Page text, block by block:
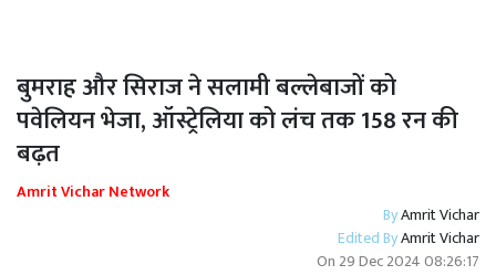
बुमराह और सिराज ने सलामी बल्लेबाजों को
पवेलियन भेजा, ऑस्ट्रेलिया को लंच तक 158 रन की
बढ़त
Amrit Vichar Network
ByAmrit Vichar
Edited ByAmrit Vichar
On 29 Dec 2024 08:26:17